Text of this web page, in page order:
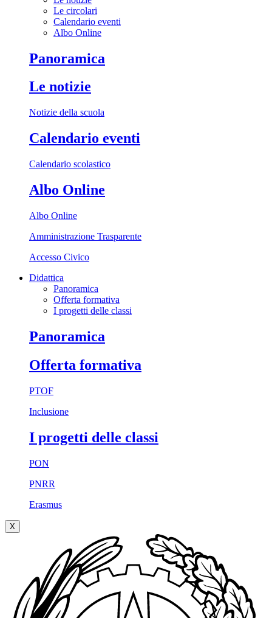
Le circolari
Calendario eventi
Albo Online
Panoramica
Le notizie
Notizie della scuola
Calendario eventi
Calendario scolastico
Albo Online
Albo Online
Amministrazione Trasparente
Accesso Civico
Didattica
Panoramica
Offerta formativa
I progetti delle classi
Panoramica
Offerta formativa
PTOF
Inclusione
I progetti delle classi
PON
PNRR
Erasmus
X